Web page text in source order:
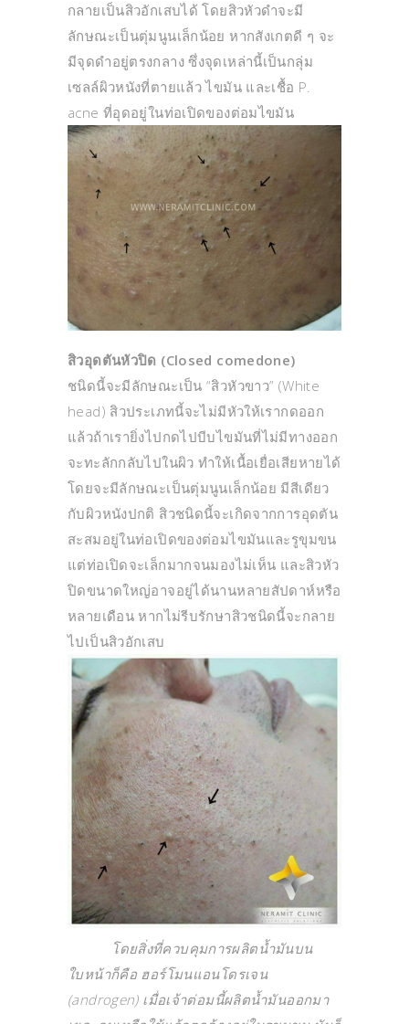
กลายเป็นสิวอักเสบได้ โดยสิวหัวดำจะมี
ลักษณะเป็นตุ่มนูนเล็กน้อย หากสังเกตดี ๆ จะ
มีจุดดำอยู่ตรงกลาง ซึ่งจุดเหล่านี้เป็นกลุ่ม
เซลล์ผิวหนังที่ตายแล้ว ไขมัน และเชื้อ P.
acne ที่อุดอยู่ในท่อเปิดของต่อมไขมัน
สิวอุดตันหัวปิด (Closed comedone)
ชนิดนี้จะมีลักษณะเป็น “สิวหัวขาว” (White
head) สิวประเภทนี้จะไม่มีหัวให้เรากดออก
แล้วถ้าเรายิ่งไปกดไปบีบไขมันที่ไม่มีทางออก
จะทะลักกลับไปในผิว ทำให้เนื้อเยื่อเสียหายได้
โดยจะมีลักษณะเป็นตุ่มนูนเล็กน้อย มีสีเดียว
กับผิวหนังปกติ สิวชนิดนี้จะเกิดจากการอุดตัน
สะสมอยู่ในท่อเปิดของต่อมไขมันและรูขุมขน
แต่ท่อเปิดจะเล็กมากจนมองไม่เห็น และสิวหัว
ปิดขนาดใหญ่อาจอยู่ได้นานหลายสัปดาห์หรือ
หลายเดือน หากไม่รีบรักษาสิวชนิดนี้จะกลาย
ไปเป็นสิวอักเสบ
โดยสิ่งที่ควบคุมการผลิตน้ำมันบน
ใบหน้าก็คือ ฮอร์โมนแอนโดรเจน
(androgen) เมื่อเจ้าต่อมนี้ผลิตน้ำมันออกมา